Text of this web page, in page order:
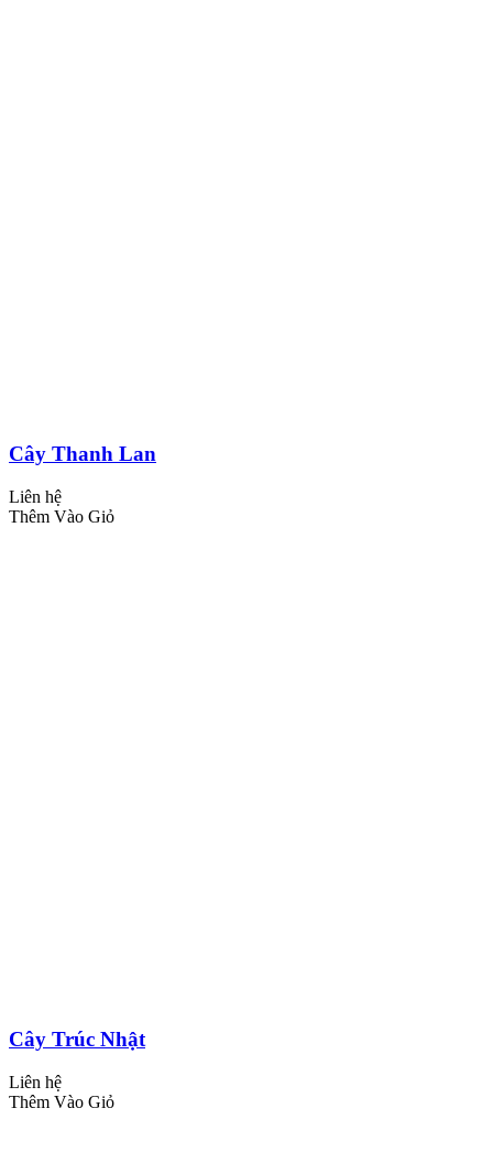
Cây Thanh Lan
Liên hệ
Thêm Vào Giỏ
Cây Trúc Nhật
Liên hệ
Thêm Vào Giỏ